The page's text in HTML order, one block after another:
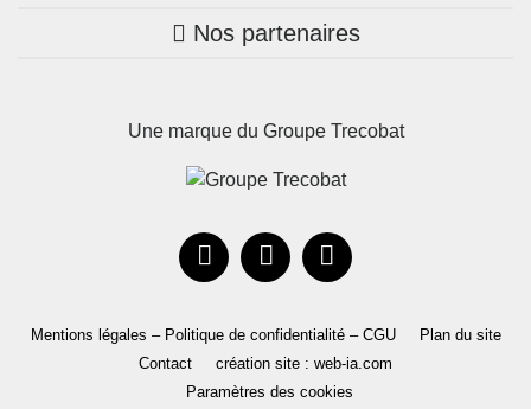
Pays de la Loire
Occitanie
Maison + terrain
Mon compte Trecobois
Parrainez un proche!
Nos partenaires
Une marque du Groupe Trecobat
Mentions légales – Politique de confidentialité – CGU
Plan du site
Contact
création site : web-ia.com
Paramètres des cookies